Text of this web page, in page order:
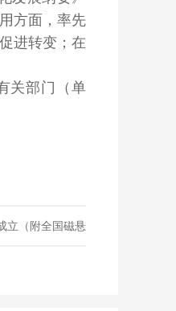
方面，率先
进转变；在
关部门（单
立（附全国磁悬